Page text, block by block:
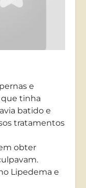
e
tinha
batido e
tratamentos
obter
Lipedema e